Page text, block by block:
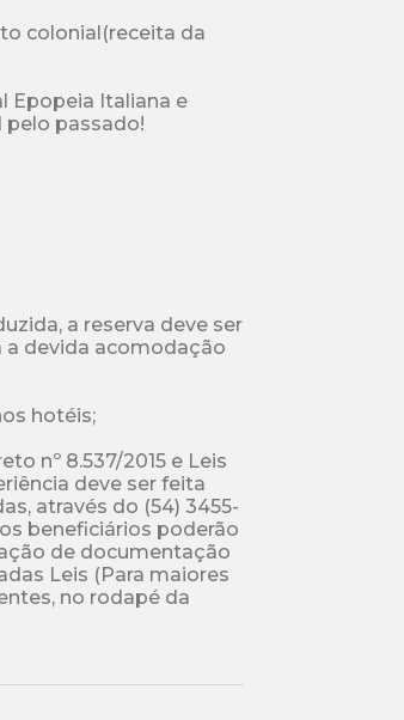
colonial(receita da
Epopeia Italiana e
pelo passado!
a reserva deve ser
a devida acomodação
hotéis;
nº 8.537/2015 e Leis
deve ser feita
através do (54) 3455-
beneficiários poderão
de documentação
Leis (Para maiores
no rodapé da